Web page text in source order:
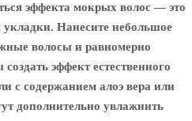
эффекта мокрых волос — это
укладки. Нанесите небольшое
волосы и равномерно
эффект естественного
с содержанием алоэ вера или
дополнительно увлажнить